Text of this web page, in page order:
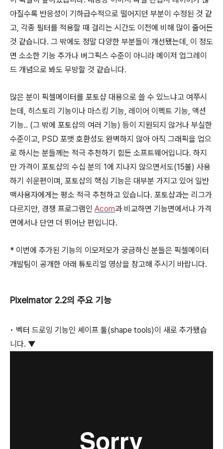
아질수록 반응성이 기하급수적으로 떨어지던 부분이 수정된 것 같
고, 각종 필터를 적용할 때 걸리는 시간도 이전에 비해 많이 줄어든
것 같습니다. 그 밖에도 정말 다양한 부분들이 개선됐는데, 이 정도
면 소소한 기능 추가나 버그픽스 수준이 아니라 메이저 업그레이
드 개념으로 봐도 무방할 것 같습니다.
많은 분이 픽셀메이터를 포토샵 대용으로 쓸 수 있느냐고 여쭈시
는데, 히스토리 기능이나 마스킹 기능, 레이어 이펙트 기능, 액션
기능.. (그 밖에 포토샵의 여러 기능) 등이 지원되지 않거나 부실한
수준이고, PSD 포맷 호환성도 완벽하지 않아 아직 그래픽을 업으
로 하시는 분들께는 적극 추천하기 힘든 소프트웨어입니다. 하지
만 가격이 포토샵의 수십 분의 1에 지나지 않으면서도(15불) 사용
하기 쉬운편이며, 포토샵의 핵심 기능은 대부분 가지고 있어 일반
맥사용자에게는 평소 적극 추천하고 있습니다. 포토샵과는 리그가
다르지만, 경쟁 프로그램인 Acorn과 비교하면 기능면에서나 가격
면에서나 단연 더 뛰어난 편입니다.
* 이번에 추가된 기능의 이모저모가 궁금하신 분들은 픽셀메이터
개발팀이 공개한 아래 튜토리얼 영상을 참고해 주시기 바랍니다.
Pixelmator 2.2의 주요 기능
• 벡터 드로잉 기능인 셰이프 툴(shape tools)이 새로 추가됐습
니다. ▼